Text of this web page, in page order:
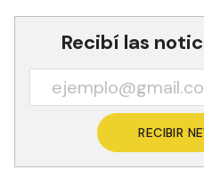
Recibí las
RECIBIR